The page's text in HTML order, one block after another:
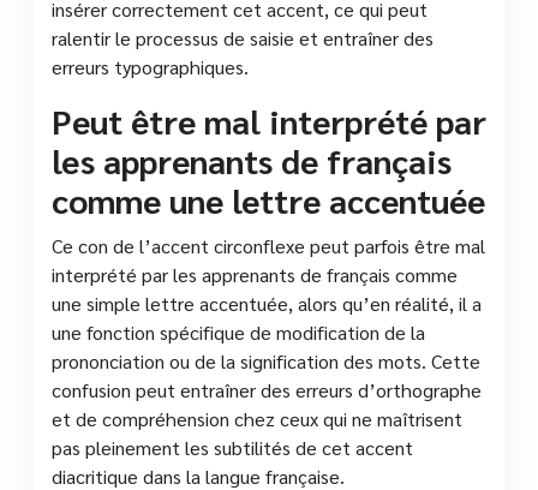
insérer correctement cet accent, ce qui peut
ralentir le processus de saisie et entraîner des
erreurs typographiques.
Peut être mal interprété par
les apprenants de français
comme une lettre accentuée
Ce con de l’accent circonflexe peut parfois être mal
interprété par les apprenants de français comme
une simple lettre accentuée, alors qu’en réalité, il a
une fonction spécifique de modification de la
prononciation ou de la signification des mots. Cette
confusion peut entraîner des erreurs d’orthographe
et de compréhension chez ceux qui ne maîtrisent
pas pleinement les subtilités de cet accent
diacritique dans la langue française.